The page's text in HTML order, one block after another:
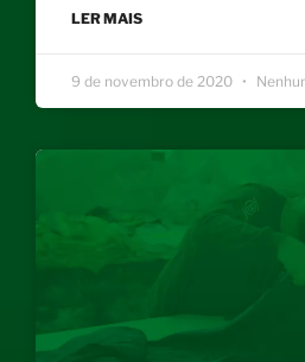
LER MAIS
9 de novembro de 2020